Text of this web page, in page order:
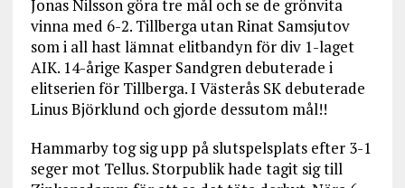
Jonas Nilsson göra tre mål och se de grönvita
vinna med 6-2. Tillberga utan Rinat Samsjutov
som i all hast lämnat elitbandyn för div 1-laget
AIK. 14-årige Kasper Sandgren debuterade i
elitserien för Tillberga. I Västerås SK debuterade
Linus Björklund och gjorde dessutom mål!!
Hammarby tog sig upp på slutspelsplats efter 3-1
seger mot Tellus. Storpublik hade tagit sig till